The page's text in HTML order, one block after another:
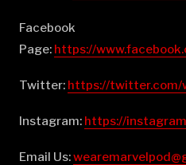
Facebook
Page: ⁠⁠⁠⁠⁠⁠⁠⁠⁠⁠⁠⁠⁠⁠⁠⁠⁠⁠⁠⁠⁠⁠⁠⁠⁠⁠⁠⁠⁠⁠⁠⁠⁠⁠⁠⁠⁠⁠⁠⁠⁠⁠⁠⁠⁠⁠⁠⁠⁠https://
Twitter: ⁠⁠⁠⁠⁠⁠⁠⁠⁠⁠⁠⁠⁠⁠⁠⁠⁠⁠⁠⁠⁠⁠⁠⁠⁠⁠⁠⁠⁠⁠⁠⁠⁠⁠⁠⁠⁠⁠⁠⁠⁠⁠⁠⁠⁠⁠⁠⁠⁠https://twitter.com/
Instagram: ⁠⁠⁠⁠⁠⁠⁠⁠⁠⁠⁠⁠⁠⁠⁠⁠⁠⁠⁠⁠⁠⁠⁠⁠⁠⁠⁠⁠⁠⁠⁠⁠⁠⁠⁠⁠⁠⁠⁠⁠⁠⁠⁠⁠⁠⁠⁠⁠⁠https://
Email Us: